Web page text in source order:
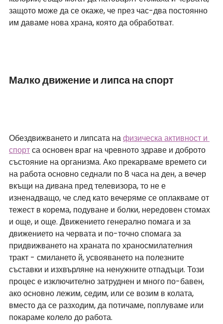
защото може да се окаже, че през час-два постоянно
им даваме нова храна, която да обработват.
Малко движение и липса на спорт
Обездвижването и липсата на физическа активност и
спорт са основен враг на чревното здраве и доброто
състояние на организма. Ако прекарваме времето си
на работа основно седнали по 8 часа на ден, а вечер
вкъщи на дивана пред телевизора, то не е
изненадващо, че след като вечеряме се оплакваме от
тежест в корема, подуване и болки, нередовен стомах
и още, и още. Движението генерално помага и за
движението на червата и по-точно спомага за
придвижването на храната по храносмилателния
тракт - смилането й, усвояването на полезните
съставки и изхвърляне на ненужните отпадъци. Този
процес е изключително затруднен и много по-бавен,
ако основно лежим, седим, или се возим в колата,
вместо да се разходим, да потичаме, поплуваме или
покараме колело до работа.